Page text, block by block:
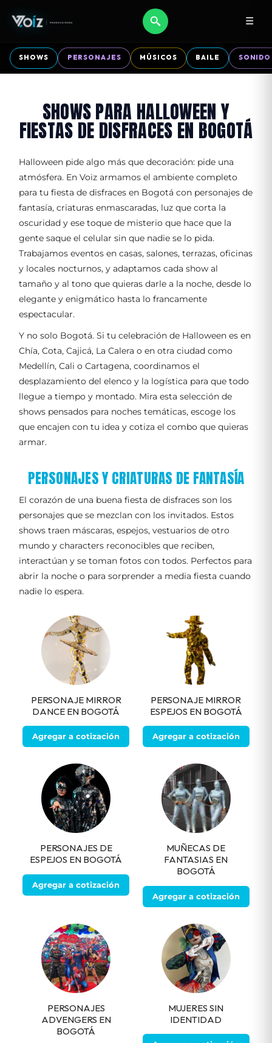
☰
SHOWS PERSONAJES MÚSICOS BAILE SONIDO
SHOWS PARA HALLOWEEN Y
FIESTAS DE DISFRACES EN BOGOTÁ
Halloween pide algo más que decoración: pide una
atmósfera. En Voiz armamos el ambiente completo
para tu fiesta de disfraces en Bogotá con personajes de
fantasía, criaturas enmascaradas, luz que corta la
oscuridad y ese toque de misterio que hace que la
gente saque el celular sin que nadie se lo pida.
Trabajamos eventos en casas, salones, terrazas, oficinas
y locales nocturnos, y adaptamos cada show al
tamaño y al tono que quieras darle a la noche, desde lo
elegante y enigmático hasta lo francamente
espectacular.
Y no solo Bogotá. Si tu celebración de Halloween es en
Chía, Cota, Cajicá, La Calera o en otra ciudad como
Medellín, Cali o Cartagena, coordinamos el
desplazamiento del elenco y la logística para que todo
llegue a tiempo y montado. Mira esta selección de
shows pensados para noches temáticas, escoge los
que encajen con tu idea y cotiza el combo que quieras
armar.
PERSONAJES Y CRIATURAS DE FANTASÍA
El corazón de una buena fiesta de disfraces son los
personajes que se mezclan con los invitados. Estos
shows traen máscaras, espejos, vestuarios de otro
mundo y characters reconocibles que reciben,
interactúan y se toman fotos con todos. Perfectos para
abrir la noche o para sorprender a media fiesta cuando
nadie lo espera.
PERSONAJE MIRROR
DANCE EN BOGOTÁ
Agregar a cotización
PERSONAJE MIRROR
ESPEJOS EN BOGOTÁ
Agregar a cotización
PERSONAJES DE
ESPEJOS EN BOGOTÁ
Agregar a cotización
MUÑECAS DE
FANTASIAS EN
BOGOTÁ
Agregar a cotización
PERSONAJES
ADVENGERS EN
BOGOTÁ
MUJERES SIN
IDENTIDAD